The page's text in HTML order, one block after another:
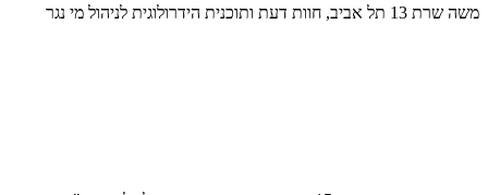
משה שרת 13 תל אביב, חוות דעת ותוכנית הידרולוגית לניהול מי נגר